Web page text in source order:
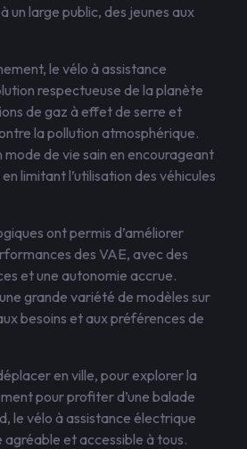
un large public, des jeunes aux
le vélo à assistance
respectueuse de la planète
de gaz à effet de serre et
la pollution atmosphérique.
mode de vie sain en encourageant
limitant l’utilisation des véhicules
ont permis d’améliorer
des VAE, avec des
et une autonomie accrue.
grande variété de modèles sur
besoins et aux préférences de
en ville, pour explorer la
pour profiter d’une balade
le vélo à assistance électrique
et accessible à tous.